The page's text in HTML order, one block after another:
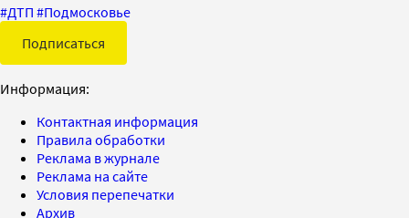
#ДТП #Подмосковье
Подписаться
Информация:
Контактная информация
Правила обработки
Реклама в журнале
Реклама на сайте
Условия перепечатки
Архив